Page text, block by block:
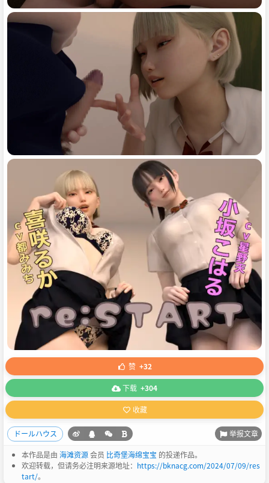
赞 +32
下载 +304
收藏
ドールハウス 举报文章
本作品是由 海滩资源会员 比奇堡海绵宝宝 的投递作品。
欢迎转载，但请务必注明来源地址： https://bknacg.com/2024/07/09/res
tart/。